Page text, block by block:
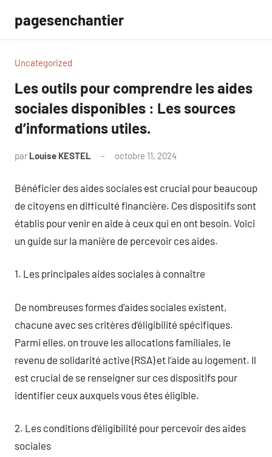
contenu
pagesenchantier
Uncategorized
Les outils pour comprendre les aides
sociales disponibles : Les sources
d’informations utiles.
par Louise KESTEL octobre 11, 2024
Bénéficier des aides sociales est crucial pour beaucoup
de citoyens en difficulté financière. Ces dispositifs sont
établis pour venir en aide à ceux qui en ont besoin. Voici
un guide sur la manière de percevoir ces aides.
1. Les principales aides sociales à connaître
De nombreuses formes d’aides sociales existent,
chacune avec ses critères d’éligibilité spécifiques.
Parmi elles, on trouve les allocations familiales, le
revenu de solidarité active (RSA) et l’aide au logement. Il
est crucial de se renseigner sur ces dispositifs pour
identifier ceux auxquels vous êtes éligible.
2. Les conditions d’éligibilité pour percevoir des aides
sociales